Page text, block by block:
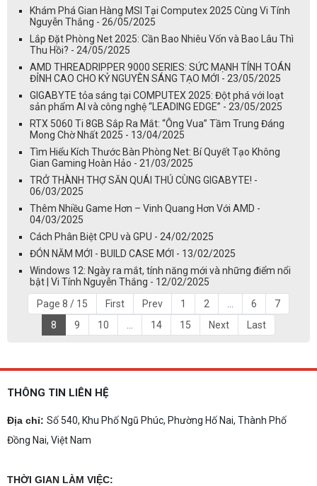
Khám Phá Gian Hàng MSI Tại Computex 2025 Cùng Vi Tính
Nguyễn Thắng - 26/05/2025
Lắp Đặt Phòng Net 2025: Cần Bao Nhiêu Vốn và Bao Lâu Thì
Thu Hồi? - 24/05/2025
AMD THREADRIPPER 9000 SERIES: SỨC MẠNH TÍNH TOÁN
ĐỈNH CAO CHO KỶ NGUYÊN SÁNG TẠO MỚI - 23/05/2025
GIGABYTE tỏa sáng tại COMPUTEX 2025: Đột phá với loạt
sản phẩm AI và công nghệ “LEADING EDGE” - 23/05/2025
RTX 5060 Ti 8GB Sắp Ra Mắt: “Ông Vua” Tầm Trung Đáng
Mong Chờ Nhất 2025 - 13/04/2025
Tìm Hiểu Kích Thước Bàn Phòng Net: Bí Quyết Tạo Không
Gian Gaming Hoàn Hảo - 21/03/2025
TRỞ THÀNH THỢ SĂN QUÁI THÚ CÙNG GIGABYTE! -
06/03/2025
Thêm Nhiều Game Hơn – Vinh Quang Hơn Với AMD -
04/03/2025
Cách Phân Biệt CPU và GPU - 24/02/2025
ĐÓN NĂM MỚI - BUILD CASE MỚI - 13/02/2025
Windows 12: Ngày ra mắt, tính năng mới và những điểm nổi
bật | Vi Tính Nguyễn Thắng - 12/02/2025
Page 8 / 15
First Prev 1 2 6
7
8
9 10 14 15 Next Last
THÔNG TIN LIÊN HỆ
Địa chỉ: Số 540, Khu Phố Ngũ Phúc, Phường Hố Nai, Thành Phố
Đồng Nai, Việt Nam
THỜI GIAN LÀM VIỆC: